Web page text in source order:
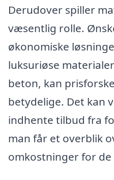
Derudover spiller
væsentlig rolle.
økonomiske
luksuriøse
beton, kan
betydelige. Det kan
indhente tilbud fra
man får et overblik
omkostninger for